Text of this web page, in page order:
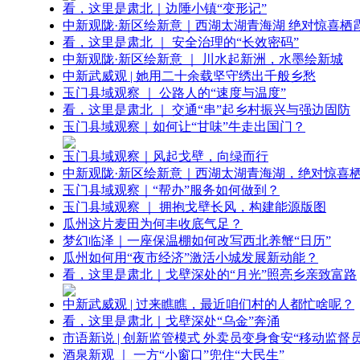
看，这里是肃北｜边陲小镇“变形记”
中新观陇·新区绘新意｜西湖太湖青海湖 绝对惊喜栖
看，这里是肃北 ｜ 安全治理的“长效密码”
中新观陇·新区绘新意 ｜ 川水起新洲，水墨绘新城
中新武威观 | 她用二十余载坚守绣出千般乡愁
玉门县域观察 ｜ 公路人的“速度与温度”
看，这里是肃北 ｜ 交通“串”起乡村振兴与强边固防
玉门县域观察｜如何让“甘味”牛走出国门？
玉门县域观察｜风起戈壁，向绿而行
中新观陇·新区绘新意｜西湖太湖青海湖，绝对惊喜
玉门县域观察｜“帮办”服务如何做到？
玉门县域观察 ｜ 拥抱戈壁长风，构建能源版图
瓜州这片麦田为何丰收底气足？
梦幻临泽｜一座保温棚如何改写西北养蟹“日历”
瓜州如何用“夜市经济”激活小城发展新动能？
看，这里是肃北｜戈壁深处的“月光”照亮乡亲致富路
中新武威观 | 过来瞧瞧，最近咱们村的人都忙啥呢？
看，这里是肃北｜戈壁深处“乌金”奔涌
市语新说 | 创新监管模式 外卖员变身食安“移动监督
酒泉新观 ｜ 一方“小窗口”兜住“大民生”